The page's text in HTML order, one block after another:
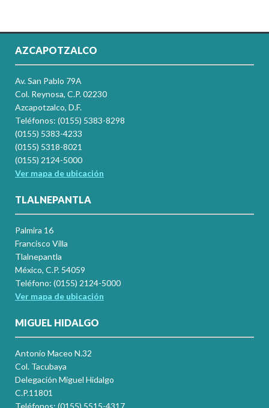
AZCAPOTZALCO
Av. San Pablo 79A
Col. Reynosa, C.P. 02230
Azcapotzalco, D.F.
Teléfonos: (0155) 5383-8298
(0155) 5383-4233
(0155) 5318-8021
(0155) 2124-5000
Ver mapa de ubicación
TLALNEPANTLA
Palmira 16
Francisco Villa
Tlalnepantla
México, C.P. 54059
Teléfono: (0155) 2124-5000
Ver mapa de ubicación
MIGUEL HIDALGO
Antonio Maceo N.32
Col. Tacubaya
Delegación Miguel Hidalgo
C.P.11801
Teléfonos: (0155) 5515-4317